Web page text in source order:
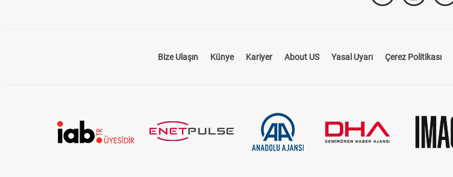
Bize Ulaşın Künye Kariyer About US Yasal Uyarı Çerez Politikası